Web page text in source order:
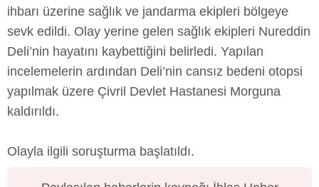
ihbarı üzerine sağlık ve jandarma ekipleri bölgeye
sevk edildi. Olay yerine gelen sağlık ekipleri Nureddin
Deli’nin hayatını kaybettiğini belirledi. Yapılan
incelemelerin ardından Deli’nin cansız bedeni otopsi
yapılmak üzere Çivril Devlet Hastanesi Morguna
kaldırıldı.
Olayla ilgili soruşturma başlatıldı.